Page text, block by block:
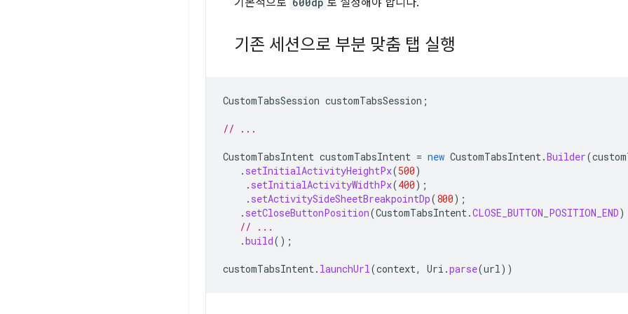
기본적으로 600dp 로 설정해야 합니다.
기존 세션으로 부분 맞춤 탭 실행
CustomTabsSession customTabsSession ;
// ...
CustomTabsIntent customTabsIntent = new CustomTabsIntent.Builder(
. setInitialActivityHeightPx(500)
. setInitialActivityWidthPx(400);
. setActivitySideSheetBreakpointDp(800);
. setCloseButtonPosition(CustomTabsIntent.CLOSE_BUTTON_POSITION_END)
// ...
.build();
customTabsIntent. launchUrl(context, Uri .parse(url))